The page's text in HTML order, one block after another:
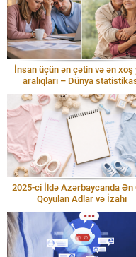
İnsan üçün ən çətin və ən xoş
aralıqları – Dünya
2025-ci İldə Azərbaycanda Ən
Qoyulan Adlar və İzahı